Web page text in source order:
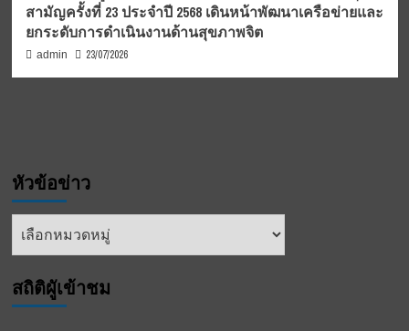
สามัญครั้งที่ 23 ประจำปี 2568 เดินหน้าพัฒนาเครือข่ายและ
ยกระดับการดำเนินงานด้านสุขภาพจิต
admin 23/07/2026
หัวข้อข่าว
หัวข้อ
สถิติผูัเข้าชม